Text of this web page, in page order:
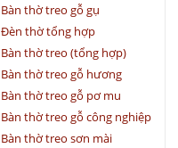
Bàn thờ treo gỗ gụ
Đèn thờ tổng hợp
Bàn thờ treo (tổng hợp)
Bàn thờ treo gỗ hương
Bàn thờ treo gỗ pơ mu
Bàn thờ treo gỗ công nghiệp
Bàn thờ treo sơn mài